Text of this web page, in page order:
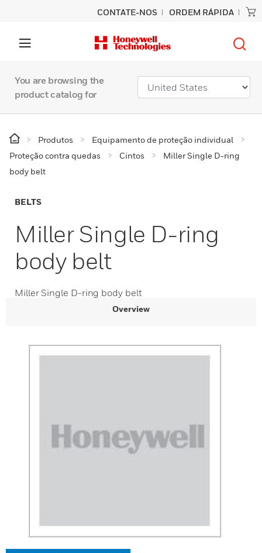
CONTATE-NOS ORDEM RÁPIDA
You are browsing the
product catalog for
Produtos
Equipamento de proteção individual
Proteção contra quedas
Cintos
Miller Single D-ring
body belt
BELTS
Miller Single D-ring
body belt
Miller Single D-ring body belt
Overview